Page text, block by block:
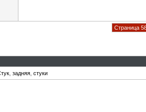
Страница
задняя стуки